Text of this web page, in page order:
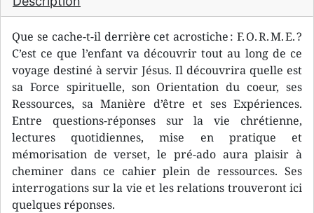
Que se cache-t-il derrière cet acrostiche : F. O. R. M. E. ?
C’est ce que l’enfant va découvrir tout au long de ce
voyage destiné à servir Jésus. Il découvrira quelle est
sa Force spirituelle, son Orientation du coeur, ses
Ressources, sa Manière d’être et ses Expériences.
Entre questions-réponses sur la vie chrétienne,
lectures quotidiennes, mise en pratique et
mémorisation de verset, le pré-ado aura plaisir à
cheminer dans ce cahier plein de ressources. Ses
interrogations sur la vie et les relations trouveront ici
quelques réponses.